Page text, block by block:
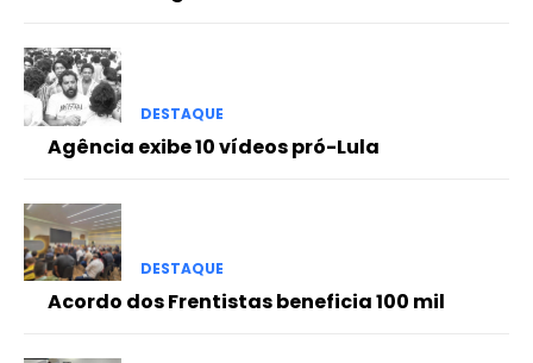
DESTAQUE
Agência exibe 10 vídeos pró-Lula
DESTAQUE
Acordo dos Frentistas beneficia 100 mil